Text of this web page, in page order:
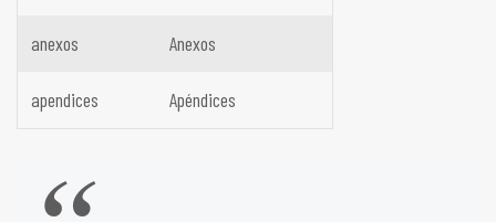
anexos Anexos
apendices Apéndices